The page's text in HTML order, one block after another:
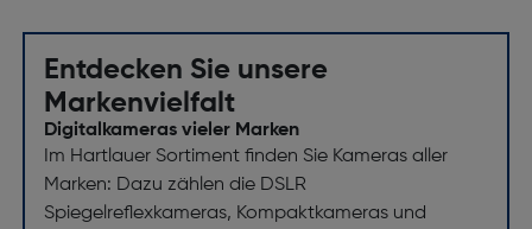
Bildschirmdiagonale ["]: 3
Bildschirmauflösung [dot]: 921600
Blitz
Entdecken Sie unsere
Markenvielfalt
Digitalkameras vieler Marken
Im Hartlauer Sortiment finden Sie Kameras aller
Marken: Dazu zählen die DSLR
Spiegelreflexkameras, Kompaktkameras und